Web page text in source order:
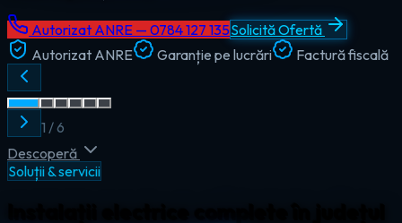
Autorizat ANRE — 0784 127 135Solicită Ofertă
Autorizat ANRE
Garanție pe lucrări Factură fiscală
2 /6
Descoperă
Soluții & servicii